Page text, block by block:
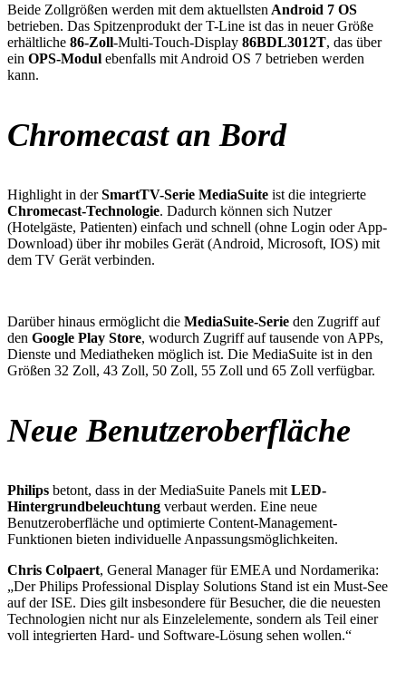
Beide Zollgrößen werden mit dem aktuellsten Android 7 OS
betrieben. Das Spitzenprodukt der T-Line ist das in neuer Größe
erhältliche 86-Zoll-Multi-Touch-Display 86BDL3012T, das über
ein OPS-Modul ebenfalls mit Android OS 7 betrieben werden
kann.
Chromecast an Bord
Highlight in derSmartTV-Serie MediaSuite ist die integrierte
Chromecast-Technologie. Dadurch können sich Nutzer
(Hotelgäste, Patienten) einfach und schnell (ohne Login oder App-
Download) über ihr mobiles Gerät (Android, Microsoft, IOS) mit
dem TV Gerät verbinden.
Darüber hinaus ermöglicht die MediaSuite-Serie den Zugriff auf
den Google Play Store, wodurch Zugriff auf tausende von APPs,
Dienste und Mediatheken möglich ist. Die MediaSuite ist in den
Größen 32 Zoll, 43 Zoll, 50 Zoll, 55 Zoll und 65 Zoll verfügbar.
Neue Benutzeroberfläche
Philips betont, dass in der MediaSuite Panels mit LED-
Hintergrundbeleuchtung verbaut werden. Eine neue
Benutzeroberfläche und optimierte Content-Management-
Funktionen bieten individuelle Anpassungsmöglichkeiten.
Chris Colpaert, General Manager für EMEA und Nordamerika:
„Der Philips Professional Display Solutions Stand ist ein Must-See
auf der ISE. Dies gilt insbesondere für Besucher, die die neuesten
Technologien nicht nur als Einzelelemente, sondern als Teil einer
voll integrierten Hard- und Software-Lösung sehen wollen.“